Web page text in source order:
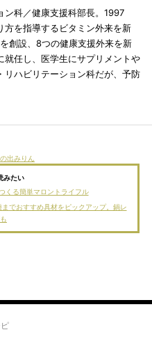
ン科／健康支援科部長。1997
方を指導するビタミン外来を新
創設、8つの健康支援外来を新
任し、医学生にサプリメントや
ハビリテーション科だが、予防
の出みりん
みたい
くる簡単マロントライフル
でおすすめ具材をピックアップ。鍋レ